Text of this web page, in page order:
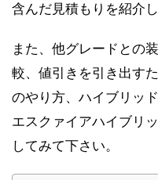
含んだ見積もりを紹介し
また、他グレードとの
較、値引きを引き出す
のやり方、ハイブリッ
エスクァイアハイブリ
してみて下さい。